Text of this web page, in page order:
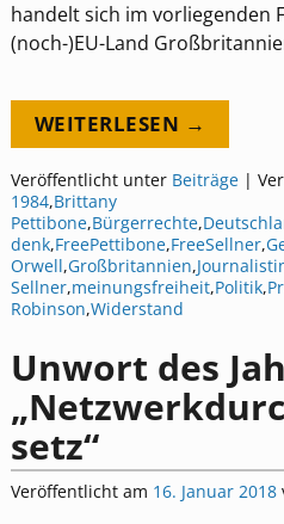
handelt sich im vorliegenden
(noch-)EU-Land
WEITERLESEN →
Veröffentlicht unter Beiträge|
1984,Brittany
Pettibone,Bürgerrechte,
denk,FreePettibone,FreeSellner,
Orwell,Großbritannien,
Sellner,meinungsfreiheit,Politik,
Robinson,Widerstand
Unwort des
setz“
Veröffentlicht am 16. Januar 2018